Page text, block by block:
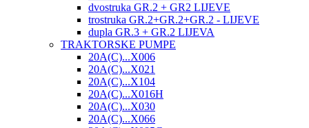
dvostruka GR.2 + GR2 LIJEVE
trostruka GR.2+GR.2+GR.2 - LIJEVE
dupla GR.3 + GR.2 LIJEVA
TRAKTORSKE PUMPE
20A(C)...X006
20A(C)...X021
20A(C)...X104
20A(C)...X016H
20A(C)...X030
20A(C)...X066